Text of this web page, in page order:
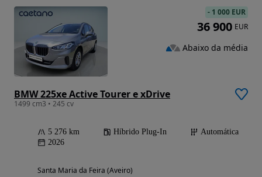
BMW 225xe Active Tourer e xDrive
1499 cm3 • 245 cv
5 276 km Híbrido Plug-In
Automática
2026
Santa Maria da Feira (Aveiro)
- 1 000 EUR
36 900 EUR
Abaixo da média